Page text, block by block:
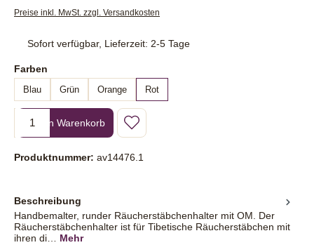
Preise inkl. MwSt. zzgl. Versandkosten
Sofort verfügbar, Lieferzeit: 2-5 Tage
Farben
Blau Grün Orange Rot
Produkt Anzahl: Gib den gewünschten Wert ein oder benutze die
In den Warenkorb
Produktnummer: av14476.1
Beschreibung
Handbemalter, runder Räucherstäbchenhalter mit OM. Der
Räucherstäbchenhalter ist für Tibetische Räucherstäbchen mit
ihren di… Mehr